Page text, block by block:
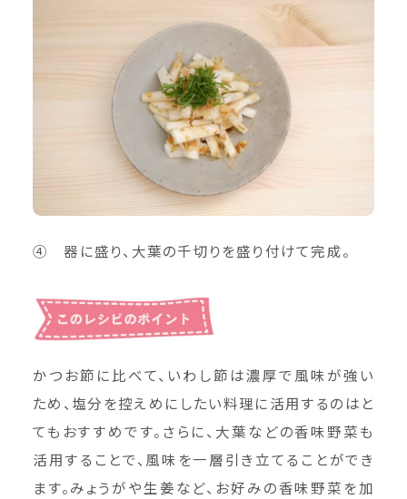
➃ 器に盛り、大葉の千切りを盛り付けて完成。
かつお節に比べて、いわし節は濃厚で風味が強い
ため、塩分を控えめにしたい料理に活用するのはと
てもおすすめです。さらに、大葉などの香味野菜も
活用することで、風味を一層引き立てることができ
ます。みょうがや生姜など、お好みの香味野菜を加